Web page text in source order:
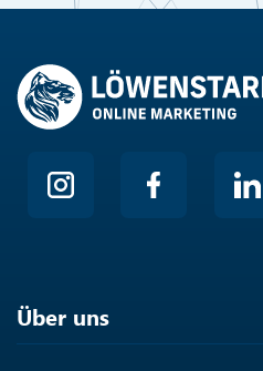
Über uns